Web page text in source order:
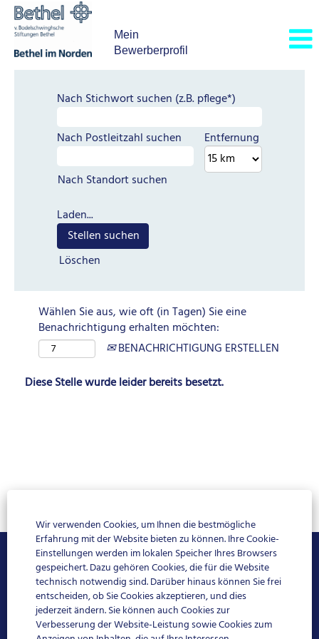
Wir verwenden Cookies, um Ihnen die bestmögliche
Erfahrung mit der Website bieten zu können. Ihre Cookie-
Einstellungen werden im lokalen Speicher Ihres Browsers
gespeichert. Dazu gehören Cookies, die für die Website
technisch notwendig sind. Darüber hinaus können Sie frei
entscheiden, ob Sie Cookies akzeptieren, und dies
jederzeit ändern. Sie können auch Cookies zur
Verbesserung der Website-Leistung sowie Cookies zum
Mein
Bewerberprofil
Nach Stichwort suchen (z.B. pflege*)
Nach Postleitzahl suchen Entfernung
Nach Standort suchen
Laden...
Löschen
Wählen Sie aus, wie oft (in Tagen) Sie eine
Benachrichtigung erhalten möchten:
BENACHRICHTIGUNG ERSTELLEN
Diese Stelle wurde leider bereits besetzt.
Impressum
Datenschutz
FAQ